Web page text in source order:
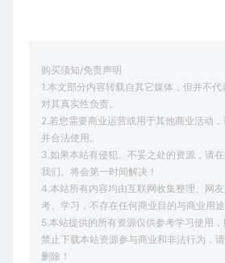
购买须知/免责声明
1.本文部分内容转载自其它媒体，但并不
对其真实性负责。
2.若您需要商业运营或用于其他商业活动
并合法使用。
3.如果本站有侵犯、不妥之处的资源，请
我们。将会第一时间解决！
4.本站所有内容均由互联网收集整理、网
考、学习，不存在任何商业目的与商业用途
5.本站提供的所有资源仅供参考学习使用，
禁止下载本站资源参与商业和非法行为，
删除！